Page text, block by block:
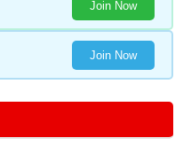
Join Now
Join Now